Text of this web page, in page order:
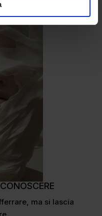
ma si lascia